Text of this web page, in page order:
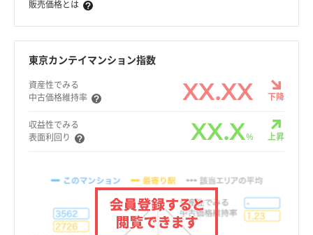
販売価格とは
東京カンテイマンション指数
資産性でみる
中古価格維持率
XX.XX 下降
収益性でみる
表面利回り
XX.X% 上昇